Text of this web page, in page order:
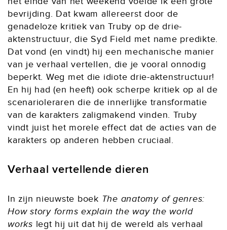
bevrijding. Dat kwam allereerst door de
genadeloze kritiek van Truby op de drie-
aktenstructuur, die Syd Field met name predikte.
Dat vond (en vindt) hij een mechanische manier
van je verhaal vertellen, die je vooral onnodig
beperkt. Weg met die idiote drie-aktenstructuur!
En hij had (en heeft) ook scherpe kritiek op al de
scenarioleraren die de innerlijke transformatie
van de karakters zaligmakend vinden. Truby
vindt juist het morele effect dat de acties van de
karakters op anderen hebben cruciaal.
Verhaal vertellende dieren
In zijn nieuwste boek The anatomy of genres:
How story forms explain the way the world
works legt hij uit dat hij de wereld als verhaal